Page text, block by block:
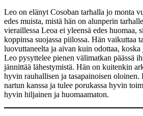
Leo on elänyt Cosoban tarhalla jo monta
edes muista, mistä hän on alunperin
vieraillessa Leoa ei yleensä edes huomaa,
koppinsa suojassa piilossa. Hän vaikuttaa
luovuttaneelta ja aivan kuin odottaa, koska
Leo pysyttelee pienen välimatkan päässä
jännittää lähestymistä. Hän on kuitenkin
hyvin rauhallisen ja tasapainoisen oloinen.
nartun kanssa ja tulee porukassa hyvin
hyvin hiljainen ja huomaamaton.